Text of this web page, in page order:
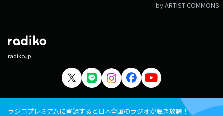
by ARTIST COMMONS
radiko.jp
ラジコプレミアムに登録すると日本全国のラジオが聴き放題！